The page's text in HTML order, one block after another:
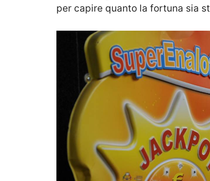
per capire quanto la fortuna sia